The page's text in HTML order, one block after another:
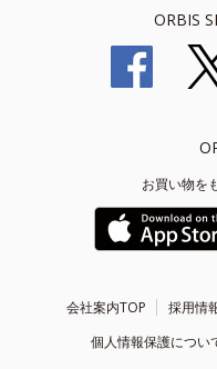
ORBIS
お買い物を
会社案内TOP 採用情
個人情報保護につい